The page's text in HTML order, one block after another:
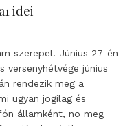
idei
szerepel. Június 27-én
versenyhétvége június
rendezik meg a
ugyan jogilag és
államként, no meg